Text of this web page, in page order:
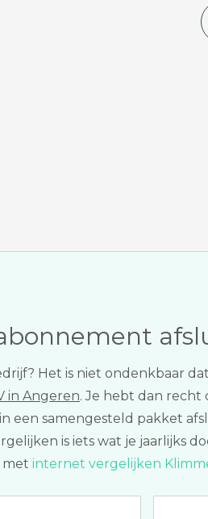
Het is niet ondenkbaar
in Angeren. Je hebt dan recht
een samengesteld pakket
is iets wat je jaarlijks
met internet vergelijken